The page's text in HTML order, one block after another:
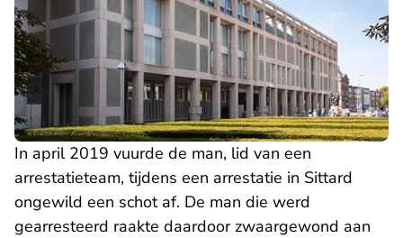
In april 2019 vuurde de man, lid van een
arrestatieteam, tijdens een arrestatie in Sittard
ongewild een schot af. De man die werd
gearresteerd raakte daardoor zwaargewond aan